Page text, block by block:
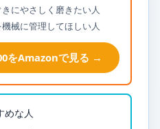
にやさしく磨きたい人
械に管理してほしい人
をAmazonで見る →
めな人